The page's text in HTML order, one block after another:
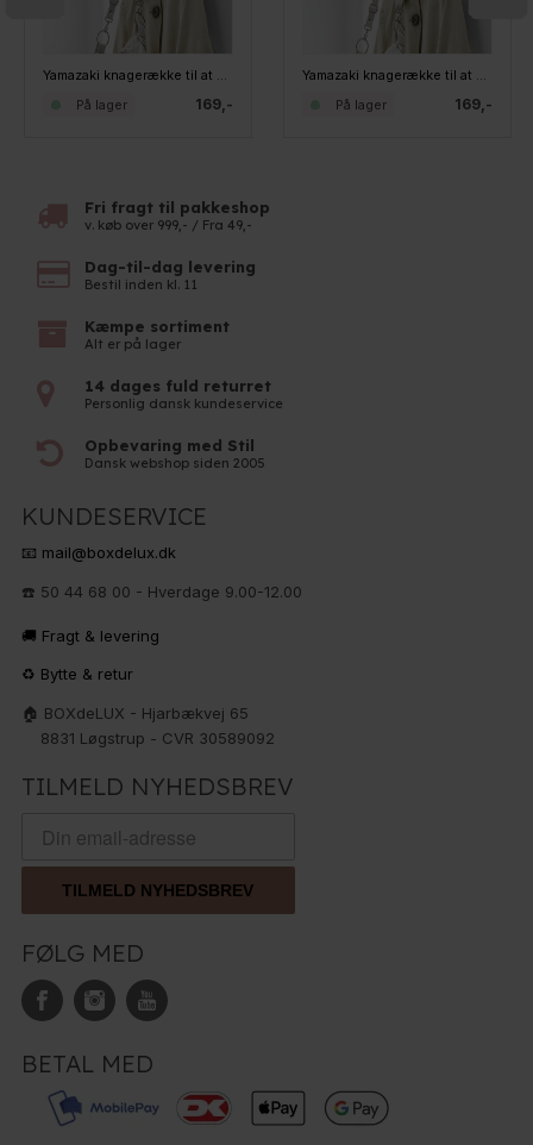
Yamazaki knagerække til at hænge over døren - Sort
169,-
På lager
Yamazaki knagerække til at hænge over døren - Hvid
169,-
På lager
Fri fragt til pakkeshop
v. køb over 999,- / Fra 49,-
Dag-til-dag levering
Bestil inden kl. 11
Kæmpe sortiment
Alt er på lager
14 dages fuld returret
Personlig dansk kundeservice
Opbevaring med Stil
Dansk webshop siden 2005
KUNDESERVICE
📧 mail@boxdelux.dk
☎️ 50 44 68 00 - Hverdage 9.00-12.00
🚚 Fragt & levering
♻️ Bytte & retur
🏠 BOXdeLUX - Hjarbækvej 65
8831 Løgstrup - CVR 30589092
TILMELD NYHEDSBREV
TILMELD NYHEDSBREV
FØLG MED
BETAL MED